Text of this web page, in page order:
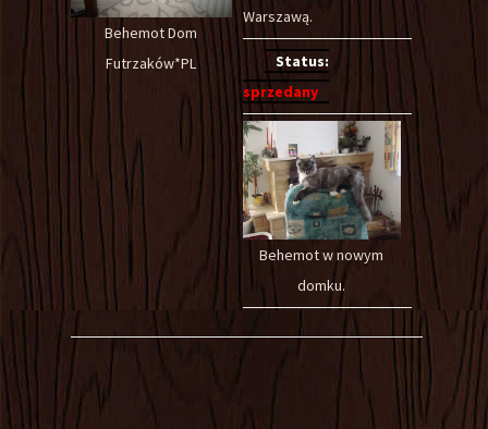
Behemot Dom
Futrzaków*PL
Warszawą.
Status:
sprzedany
Behemot w nowym
domku.